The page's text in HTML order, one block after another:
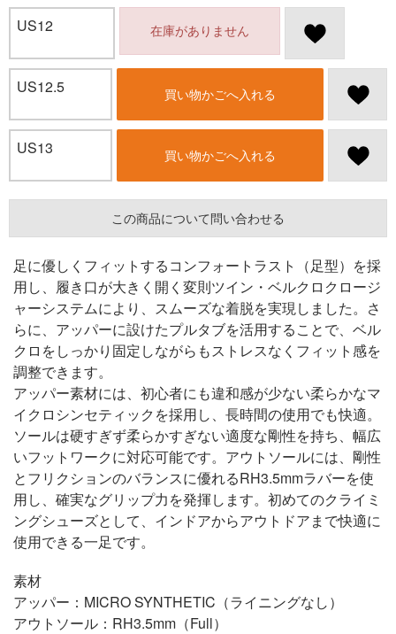
US12 在庫がありません
US12.5 買い物かごへ入れる
US13 買い物かごへ入れる
この商品について問い合わせる
足に優しくフィットするコンフォートラスト（足型）を採
用し、履き口が大きく開く変則ツイン・ベルクロクロージ
ャーシステムにより、スムーズな着脱を実現しました。さ
らに、アッパーに設けたプルタブを活用することで、ベル
クロをしっかり固定しながらもストレスなくフィット感を
調整できます。
アッパー素材には、初心者にも違和感が少ない柔らかなマ
イクロシンセティックを採用し、長時間の使用でも快適。
ソールは硬すぎず柔らかすぎない適度な剛性を持ち、幅広
いフットワークに対応可能です。アウトソールには、剛性
とフリクションのバランスに優れるRH3.5mmラバーを使
用し、確実なグリップ力を発揮します。初めてのクライミ
ングシューズとして、インドアからアウトドアまで快適に
使用できる一足です。
素材
アッパー：MICRO SYNTHETIC（ライニングなし）
アウトソール：RH3.5mm（Full）